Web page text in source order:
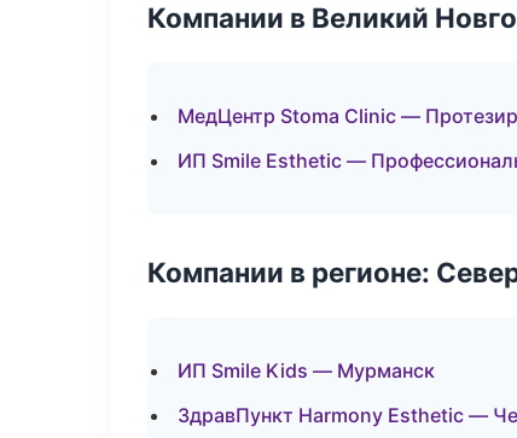
Компании в Великий
МедЦентр Stoma Clinic —
ИП Smile Esthetic —
Компании в регионе:
ИП Smile Kids — Мурманск
ЗдравПункт Harmony Esthetic —